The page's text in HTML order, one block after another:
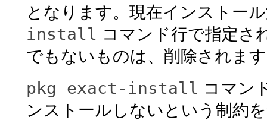
となります。現在インストー
install コマンド行で指定さ
でもないものは、削除されま
pkg exact-install コマン
ンストールしないという制約